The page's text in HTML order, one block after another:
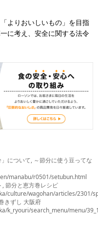
よりおいしいもの」を目指
に考え、安全に関する法令
について, ～節分に使う豆ってな
manabu/r0501/setubun.html
節分と恵方巻レシピ
culture/wagohan/articles/2301/
きずし 大阪府
k_ryouri/search_menu/menu/